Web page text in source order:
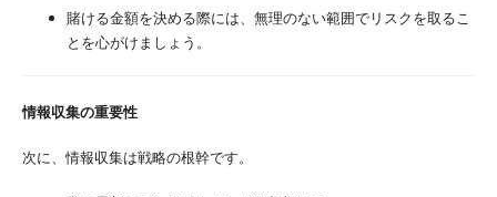
賭ける金額を決める際には、無理のない範囲でリスクを取るこ
とを心がけましょう。
情報収集の重要性
次に、情報収集は戦略の根幹です。